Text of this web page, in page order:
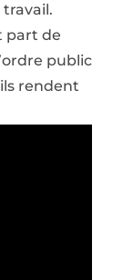
part de
public
rendent